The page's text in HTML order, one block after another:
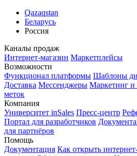
Qazaqstan
Беларусь
Россия
Каналы продаж
Интернет-магазин Маркетплейсы
Возможности
Функционал платформы Шаблоны
Доставка Мессенджеры Маркетинг и
меток
Компания
Университет inSales Пресс-центр
Портал для разработчиков
для партнёров
Помощь
Документация Как открыть